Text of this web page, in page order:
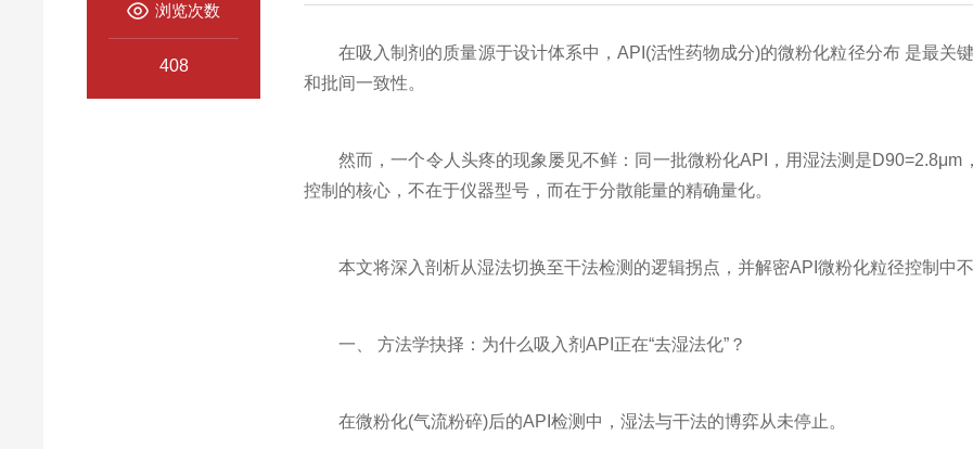
在吸入制剂的质量源于设计体系中，API(活性药物成分)的微粉化粒径分布 是最关
和批间一致性。
然而，一个令人头疼的现象屡见不鲜：同一批微粉化API，用湿法测是D90=2.8μm
控制的核心，不在于仪器型号，而在于分散能量的精确量化。
本文将深入剖析从湿法切换至干法检测的逻辑拐点，并解密API微粉化粒径控制中不
一、 方法学抉择：为什么吸入剂API正在“去湿法化”？
在微粉化(气流粉碎)后的API检测中，湿法与干法的博弈从未停止。
浏览次数
408